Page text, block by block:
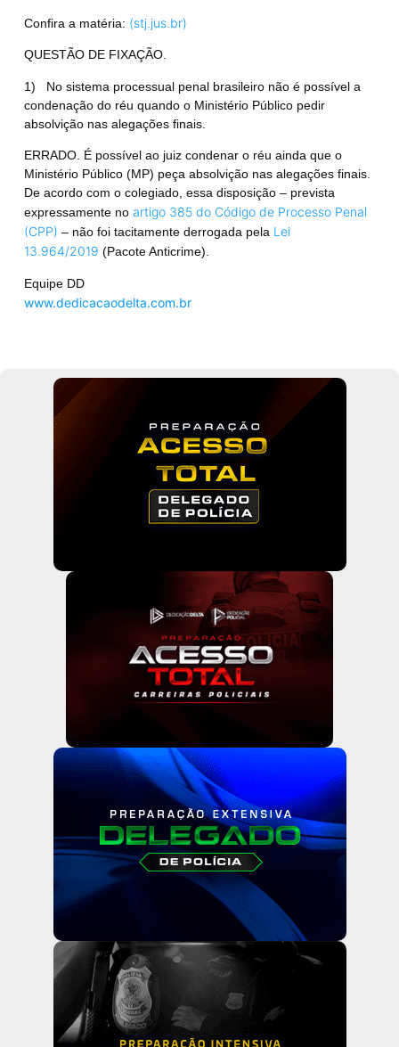
Confira a matéria: (stj.jus.br)
QUESTÃO DE FIXAÇÃO.
1) No sistema processual penal brasileiro não é possível a
condenação do réu quando o Ministério Público pedir
absolvição nas alegações finais.
ERRADO. É possível ao juiz condenar o réu ainda que o
Ministério Público (MP) peça absolvição nas alegações finais.
De acordo com o colegiado, essa disposição – prevista
expressamente no artigo 385 do Código de Processo Penal
(CPP) – não foi tacitamente derrogada pela Lei
13.964/2019 (Pacote Anticrime).
Equipe DD
www.dedicacaodelta.com.br